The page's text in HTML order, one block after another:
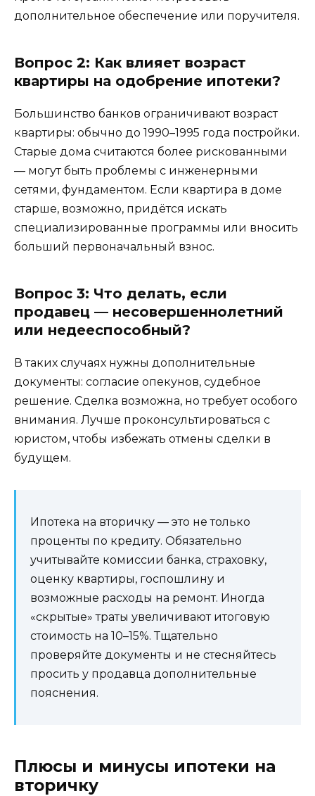
дополнительное обеспечение или поручителя.
Вопрос 2: Как влияет возраст
квартиры на одобрение ипотеки?
Большинство банков ограничивают возраст
квартиры: обычно до 1990–1995 года постройки.
Старые дома считаются более рискованными
— могут быть проблемы с инженерными
сетями, фундаментом. Если квартира в доме
старше, возможно, придётся искать
специализированные программы или вносить
больший первоначальный взнос.
Вопрос 3: Что делать, если
продавец — несовершеннолетний
или недееспособный?
В таких случаях нужны дополнительные
документы: согласие опекунов, судебное
решение. Сделка возможна, но требует особого
внимания. Лучше проконсультироваться с
юристом, чтобы избежать отмены сделки в
будущем.
Ипотека на вторичку — это не только
проценты по кредиту. Обязательно
учитывайте комиссии банка, страховку,
оценку квартиры, госпошлину и
возможные расходы на ремонт. Иногда
«скрытые» траты увеличивают итоговую
стоимость на 10–15%. Тщательно
проверяйте документы и не стесняйтесь
просить у продавца дополнительные
пояснения.
Плюсы и минусы ипотеки на
вторичку